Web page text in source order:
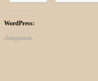
WordPress:
chargement…